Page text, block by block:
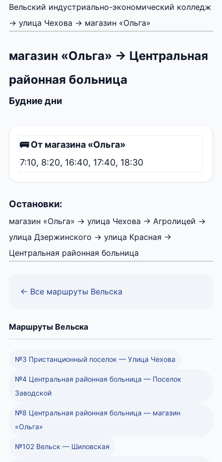
Вельский индустриально-экономический колледж
→ улица Чехова → магазин «Ольга»
магазин «Ольга» → Центральная
районная больница
Будние дни
🚌 От магазина «Ольга»
7:10, 8:20, 16:40, 17:40, 18:30
Остановки:
магазин «Ольга» → улица Чехова → Агролицей →
улица Дзержинского → улица Красная →
Центральная районная больница
← Все маршруты Вельска
Маршруты Вельска
№3 Пристанционный поселок — Улица Чехова
№4 Центральная районная больница — Поселок
Заводской
№8 Центральная районная больница — магазин
«Ольга»
№102 Вельск — Шиловская